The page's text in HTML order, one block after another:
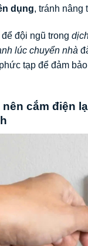
dụng, tránh nâng
đội ngũ trong
lúc chuyển nhà
tạp để đảm
cắm điện